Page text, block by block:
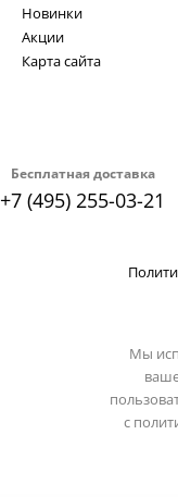
Бесплатная доставка
+7 (495) 255-03-21
Новинки
Акции
Карта сайта
Мы
с